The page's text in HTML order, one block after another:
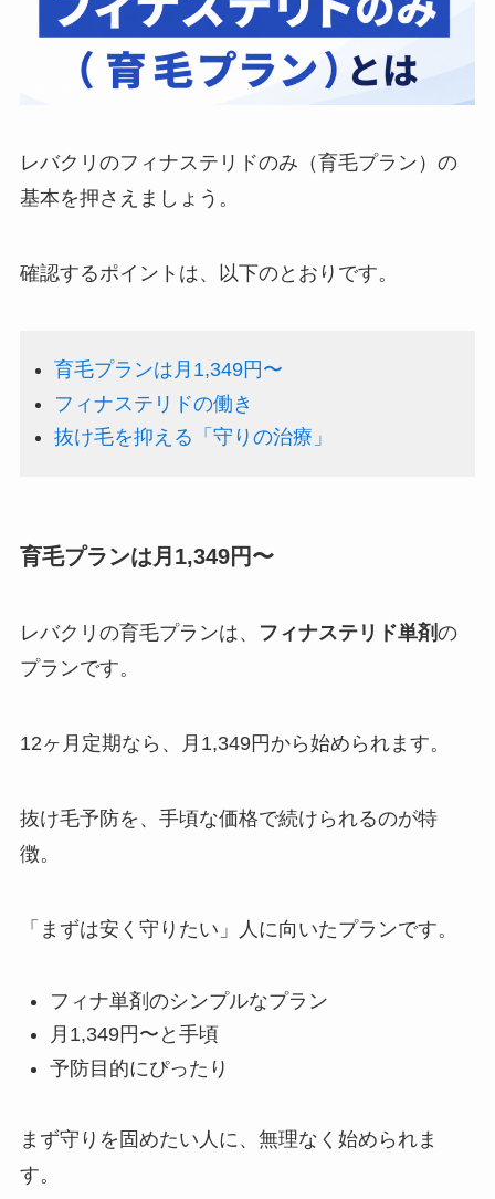
レバクリのフィナステリドのみ（育毛プラン）の
基本を押さえましょう。
確認するポイントは、以下のとおりです。
育毛プランは月1,349円〜
フィナステリドの働き
抜け毛を抑える「守りの治療」
育毛プランは月1,349円〜
レバクリの育毛プランは、 フィナステリド単剤の
プランです。
12ヶ月定期なら、月1,349円から始められます。
抜け毛予防を、手頃な価格で続けられるのが特
徴。
「まずは安く守りたい」人に向いたプランです。
フィナ単剤のシンプルなプラン
月1,349円〜と手頃
予防目的にぴったり
まず守りを固めたい人に、無理なく始められま
す。